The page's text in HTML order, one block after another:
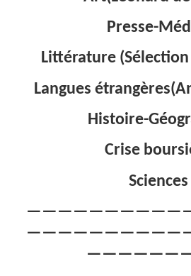
Presse-
Littérature
Langues
Histoire-
Crise
Sciences